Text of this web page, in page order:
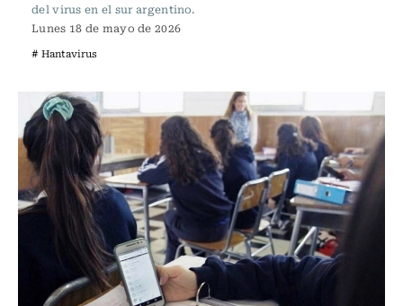
del virus en el sur argentino.
Lunes 18 de mayo de 2026
# Hantavirus